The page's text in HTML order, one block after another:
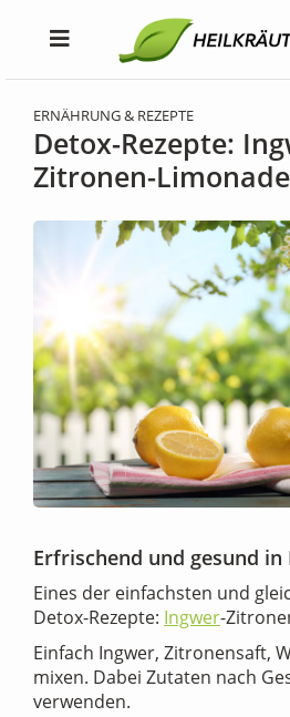
ERNÄHRUNG & REZEPTE
Detox-Rezepte:
Zitronen-Limonade
Erfrischend und gesund in
Eines der einfachsten und
Detox-Rezepte: Ingwer-
Einfach Ingwer, Zitronensaft,
mixen. Dabei Zutaten nach
verwenden.